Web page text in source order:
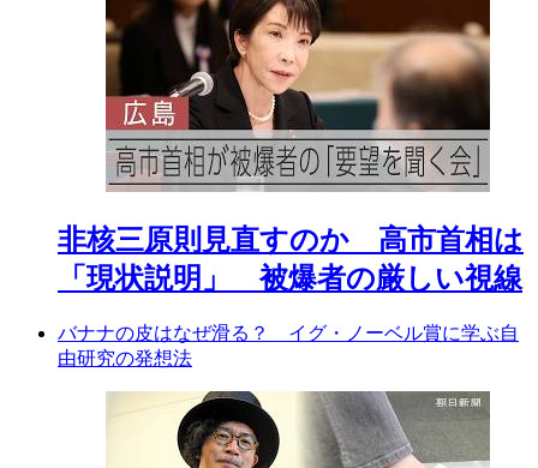
非核三原則見直すのか 高市首相は
「現状説明」 被爆者の厳しい視線
バナナの皮はなぜ滑る？ イグ・ノーベル賞に学ぶ自
由研究の発想法